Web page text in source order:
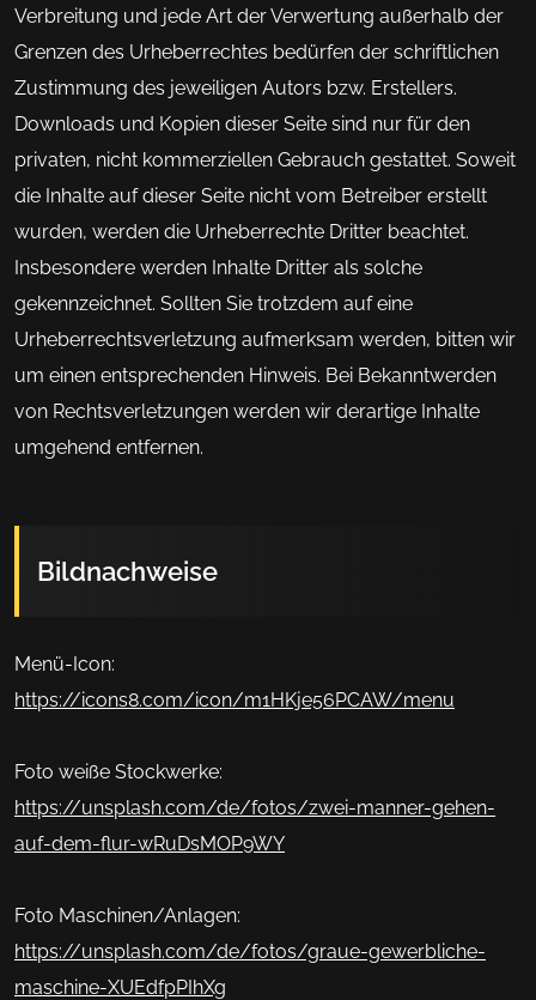
Verbreitung und jede Art der Verwertung außerhalb der
Grenzen des Urheberrechtes bedürfen der schriftlichen
Zustimmung des jeweiligen Autors bzw. Erstellers.
Downloads und Kopien dieser Seite sind nur für den
privaten, nicht kommerziellen Gebrauch gestattet. Soweit
die Inhalte auf dieser Seite nicht vom Betreiber erstellt
wurden, werden die Urheberrechte Dritter beachtet.
Insbesondere werden Inhalte Dritter als solche
gekennzeichnet. Sollten Sie trotzdem auf eine
Urheberrechtsverletzung aufmerksam werden, bitten wir
um einen entsprechenden Hinweis. Bei Bekanntwerden
von Rechtsverletzungen werden wir derartige Inhalte
umgehend entfernen.
Bildnachweise
Menü-Icon:
https://icons8.com/icon/m1HKje56PCAW/menu
Foto weiße Stockwerke:
https://unsplash.com/de/fotos/zwei-manner-gehen-
auf-dem-flur-wRuDsMOP9WY
Foto Maschinen/Anlagen:
https://unsplash.com/de/fotos/graue-gewerbliche-
maschine-XUEdfpPIhXg